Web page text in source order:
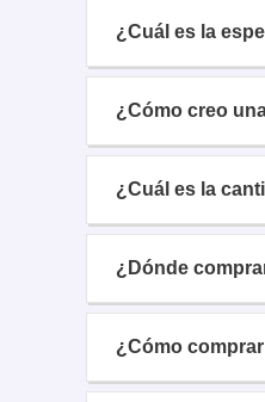
¿Cuál es la
¿Cómo creo
¿Cuál es la
¿Dónde
¿Cómo